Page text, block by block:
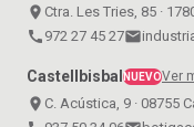
place Ctra. Les Tries, 85 ·
call 972 27 45 27email
Castellbisbal NUEVOVer
place C. Acústica, 9 · 08755